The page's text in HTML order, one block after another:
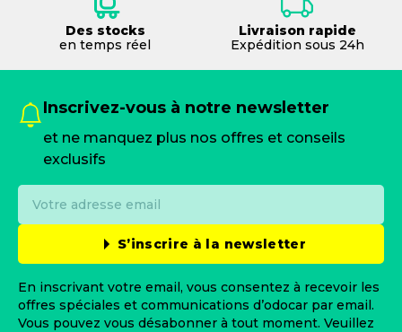
Des stocks
en temps réel
Livraison rapide
Expédition sous 24h
Inscrivez-vous à notre newsletter
et ne manquez plus nos offres et conseils
exclusifs
S’inscrire à la newsletter
En inscrivant votre email, vous consentez à recevoir les
offres spéciales et communications d’odocar par email.
Vous pouvez vous désabonner à tout moment. Veuillez